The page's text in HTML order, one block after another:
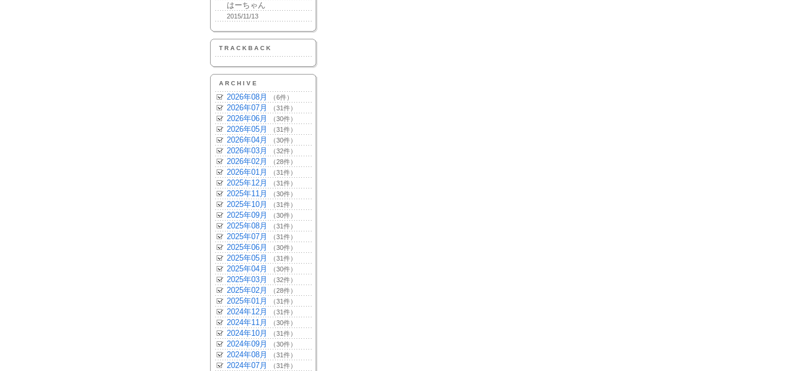
はーちゃん
2015/11/13
TRACKBACK
ARCHIVE
2026年08月 （6件）
2026年07月 （31件）
2026年06月 （30件）
2026年05月 （31件）
2026年04月 （30件）
2026年03月 （32件）
2026年02月 （28件）
2026年01月 （31件）
2025年12月 （31件）
2025年11月 （30件）
2025年10月 （31件）
2025年09月 （30件）
2025年08月 （31件）
2025年07月 （31件）
2025年06月 （30件）
2025年05月 （31件）
2025年04月 （30件）
2025年03月 （32件）
2025年02月 （28件）
2025年01月 （31件）
2024年12月 （31件）
2024年11月 （30件）
2024年10月 （31件）
2024年09月 （30件）
2024年08月 （31件）
2024年07月 （31件）